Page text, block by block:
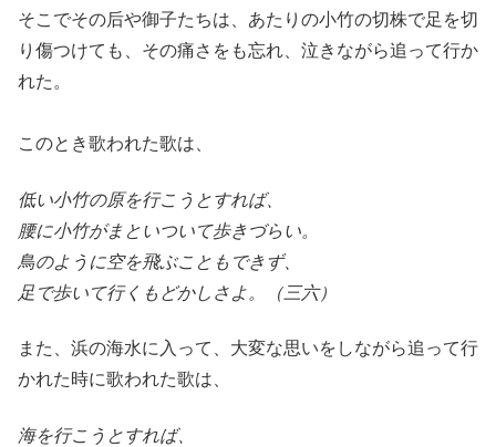
そこでその后や御子たちは、あたりの小竹の切株で足を切
り傷つけても、その痛さをも忘れ、泣きながら追って行か
れた。
このとき歌われた歌は、
低い小竹の原を行こうとすれば、
腰に小竹がまといついて歩きづらい。
鳥のように空を飛ぶこともできず、
足で歩いて行くもどかしさよ。（三六）
また、浜の海水に入って、大変な思いをしながら追って行
かれた時に歌われた歌は、
海を行こうとすれば、